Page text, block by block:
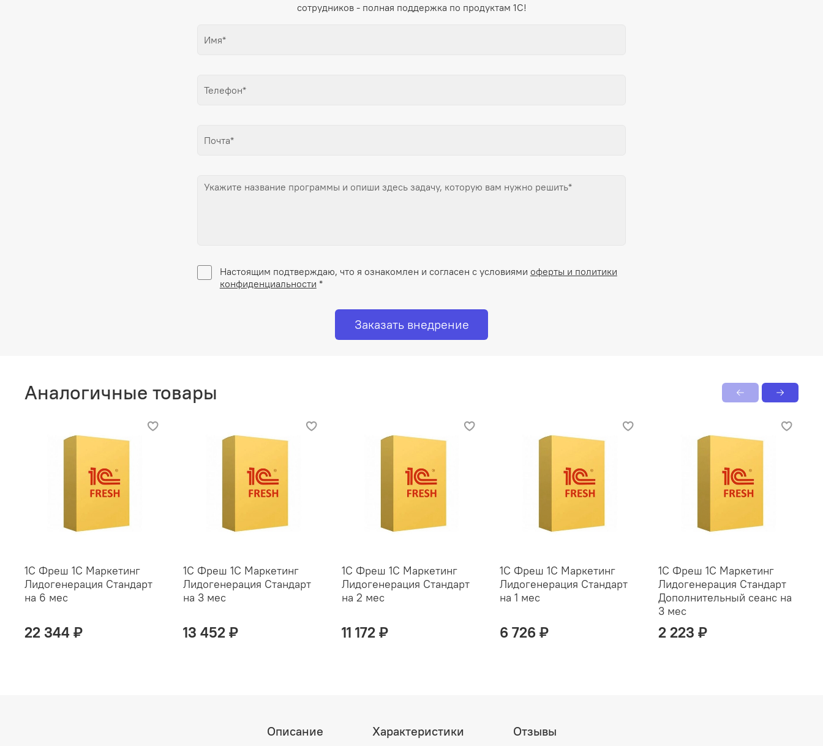
сотрудников - полная поддержка по продуктам 1С!
Настоящим подтверждаю, что я ознакомлен и согласен с условиями оферты и политики
конфиденциальности *
Заказать внедрение
Аналогичные товары
1С Фреш 1С Маркетинг
Лидогенерация Стандарт
на 6 мес
22 344 ₽
1С Фреш 1С Маркетинг
Лидогенерация Стандарт
на 3 мес
13 452 ₽
1С Фреш 1С Маркетинг
Лидогенерация Стандарт
на 2 мес
11 172 ₽
1С Фреш 1С Маркетинг
Лидогенерация Стандарт
на 1 мес
6 726 ₽
1С Фреш 1С Маркетинг
Лидогенерация Стандарт
Дополнительный сеанс на
3 мес
2 223 ₽
Описание Характеристики Отзывы